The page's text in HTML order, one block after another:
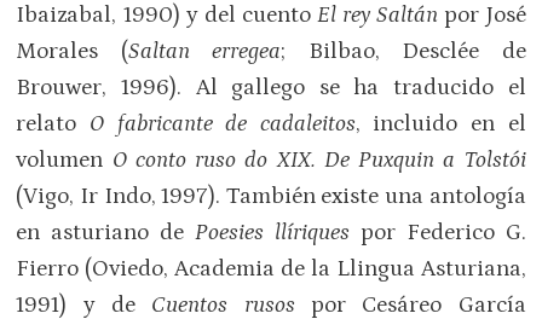
Ibaizabal, 1990) y del cuentoEl rey Saltán por José
Morales (Saltan erregea; Bilbao, Desclée de
Brouwer, 1996). Al gallego se ha traducido el
relato O fabricante de cadaleitos, incluido en el
volumen O conto ruso doXIX. De Puxquin a Tolstói
(Vigo, Ir Indo, 1997). También existe una antología
en asturiano dePoesies llíriques por Federico G.
Fierro (Oviedo, Academia de la Llingua Asturiana,
1991) y de Cuentos rusos por Cesáreo García